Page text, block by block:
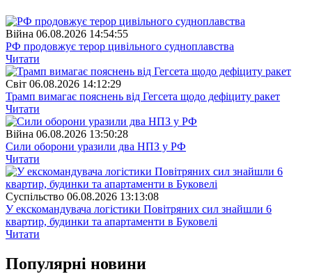
Війна 06.08.2026 14:54:55
РФ продовжує терор цивільного судноплавства
Читати
Свiт 06.08.2026 14:12:29
Трамп вимагає пояснень від Гегсета щодо дефіциту ракет
Читати
Війна 06.08.2026 13:50:28
Сили оборони уразили два НПЗ у РФ
Читати
Суспiльство 06.08.2026 13:13:08
У екскомандувача логістики Повітряних сил знайшли 6
квартир, будинки та апартаменти в Буковелі
Читати
Популярнi новини